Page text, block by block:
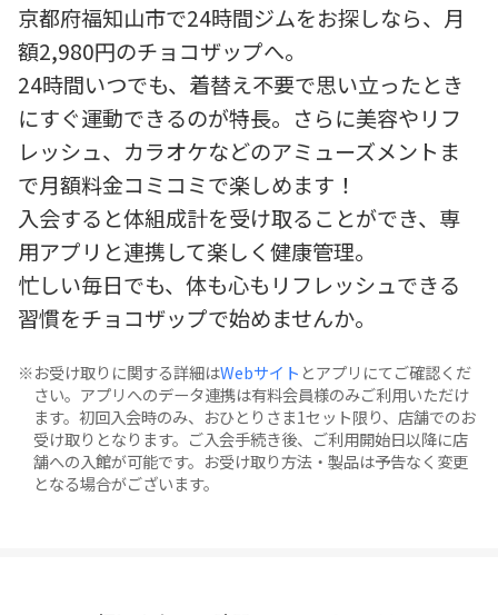
京都府福知山市で24時間ジムをお探しなら、月
額2,980円のチョコザップへ。
24時間いつでも、着替え不要で思い立ったとき
にすぐ運動できるのが特長。さらに美容やリフ
レッシュ、カラオケなどのアミューズメントま
で月額料金コミコミで楽しめます！
入会すると体組成計を受け取ることができ、専
用アプリと連携して楽しく健康管理。
忙しい毎日でも、体も心もリフレッシュできる
習慣をチョコザップで始めませんか。
お受け取りに関する詳細はWebサイト とアプリにてご確認くだ
さい。アプリへのデータ連携は有料会員様のみご利用いただけ
ます。初回入会時のみ、おひとりさま1セット限り、店舗でのお
受け取りとなります。ご入会手続き後、ご利用開始日以降に店
舗への入館が可能です。お受け取り方法・製品は予告なく変更
となる場合がございます。